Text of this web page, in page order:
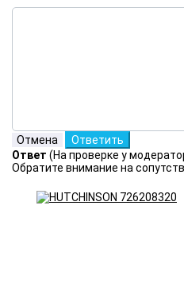
Ответ (На проверке у
Обратите внимание на